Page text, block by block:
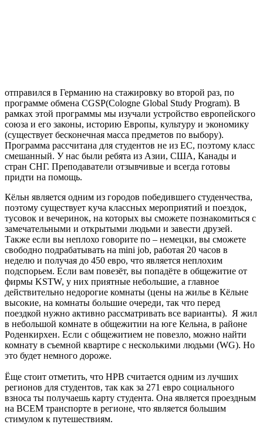
отправился в Германию на стажировку во второй раз, по
программе обмена CGSP(Cologne Global Study Program). В
рамках этой программы мы изучали устройство европейского
союза и его законы, историю Европы, культуру и экономику
(существует бесконечная масса предметов по выбору).
Программа рассчитана для студентов не из ЕС, поэтому класс
смешанный. У нас были ребята из Азии, США, Канады и
стран СНГ. Преподаватели отзывчивые и всегда готовы
придти на помощь.
Кёльн является одним из городов победившего студенчества,
поэтому существует куча классных мероприятий и поездок,
тусовок и вечеринок, на которых вы сможете познакомиться с
замечательными и открытыми людьми и завести друзей.
Также если вы неплохо говорите по – немецки, вы сможете
свободно подрабатывать на mini job, работая 20 часов в
неделю и получая до 450 евро, что является неплохим
подспорьем. Если вам повезёт, вы попадёте в общежитие от
фирмы KSTW, у них приятные небольшие, а главное
действительно недорогие комнаты (цены на жилье в Кёльне
высокие, на комнаты большие очереди, так что перед
поездкой нужно активно рассматривать все варианты). Я жил
в небольшой комнате в общежитии на юге Кельна, в районе
Роденкирхен. Если с общежитием не повезло, можно найти
комнату в съемной квартире с несколькими людьми (WG). Но
это будет немного дороже.
Ёще стоит отметить, что НРВ считается одним из лучших
регионов для студентов, так как за 271 евро социального
взноса ты получаешь карту студента. Она является проездным
на ВСЕМ транспорте в регионе, что является большим
стимулом к путешествиям.